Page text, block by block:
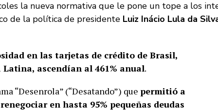
la nueva normativa que le pone un tope a los
de la política de presidente Luiz Inácio Lula da
en las tarjetas de crédito de Brasil,
ascendían al 461% anual.
“Desenrola” (“Desatando”) que permitió a
en hasta 95% pequeñas deudas